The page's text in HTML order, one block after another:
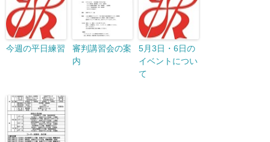
今週の平日練習
審判講習会の案
内
5月3日・6日の
イベントについ
て